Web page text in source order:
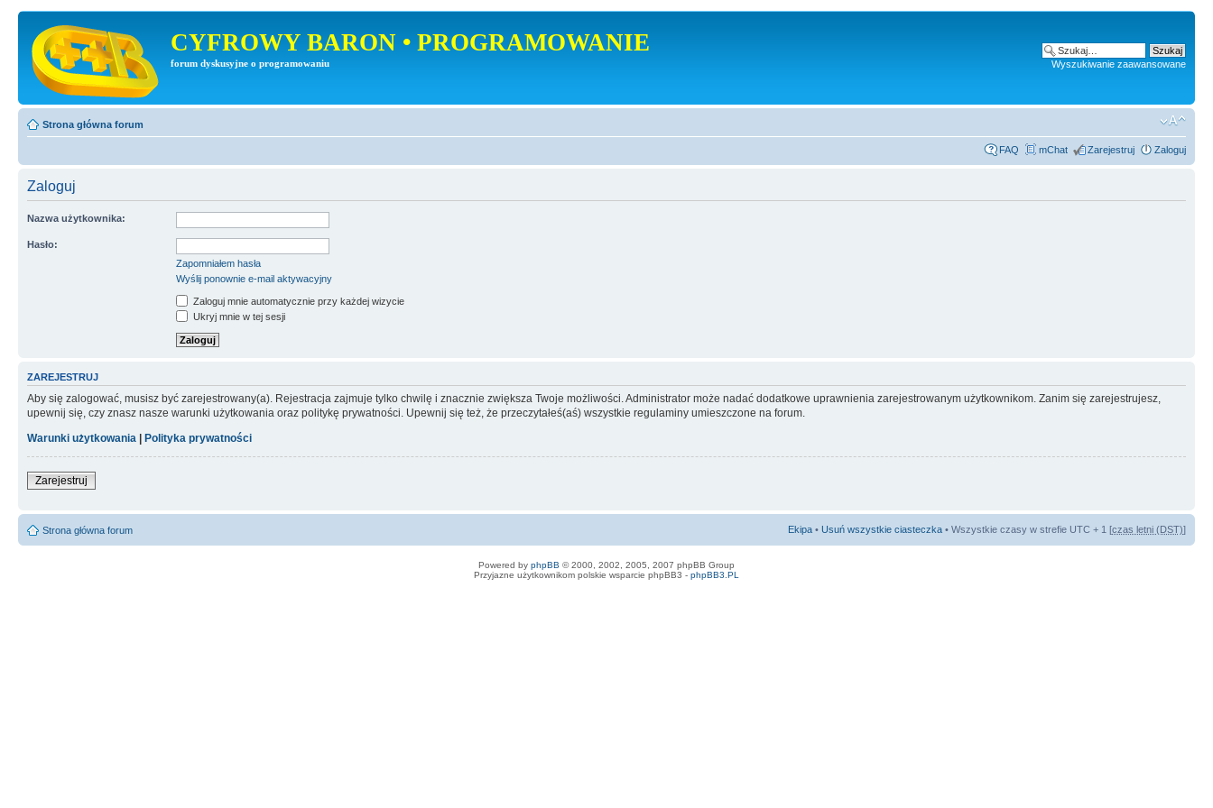
CYFROWY BARON • PROGRAMOWANIE
forum dyskusyjne o programowaniu Wyszukiwanie zaawansowane
Strona główna forum
FAQ mChat Zarejestruj Zaloguj
Zaloguj
Nazwa użytkownika:
Hasło:
Zapomniałem hasła
Wyślij ponownie e-mail aktywacyjny
Zaloguj mnie automatycznie przy każdej wizycie
Ukryj mnie w tej sesji
ZAREJESTRUJ
Aby się zalogować, musisz być zarejestrowany(a). Rejestracja zajmuje tylko chwilę i znacznie zwiększa Twoje możliwości. Administrator może nadać dodatkowe uprawnienia zarejestrowanym użytkownikom. Zanim się zarejestrujesz,
upewnij się, czy znasz nasze warunki użytkowania oraz politykę prywatności. Upewnij się też, że przeczytałeś(aś) wszystkie regulaminy umieszczone na forum.
Warunki użytkowania | Polityka prywatności
Zarejestruj
Strona główna forum Ekipa • Usuń wszystkie ciasteczka • Wszystkie czasy w strefie UTC + 1 [czas letni (DST)]
Powered by phpBB © 2000, 2002, 2005, 2007 phpBB Group
Przyjazne użytkownikom polskie wsparcie phpBB3 - phpBB3.PL